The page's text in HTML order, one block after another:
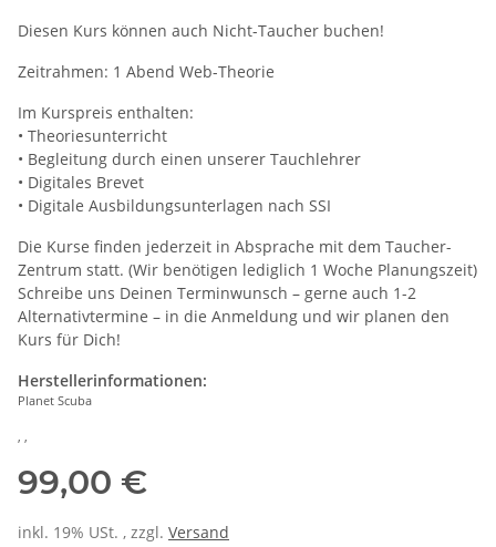
Diesen Kurs können auch Nicht-Taucher buchen!
Zeitrahmen: 1 Abend Web-Theorie
Im Kurspreis enthalten:
• Theoriesunterricht
• Begleitung durch einen unserer Tauchlehrer
• Digitales Brevet
• Digitale Ausbildungsunterlagen nach SSI
Die Kurse finden jederzeit in Absprache mit dem Taucher-
Zentrum statt. (Wir benötigen lediglich 1 Woche Planungszeit)
Schreibe uns Deinen Terminwunsch – gerne auch 1-2
Alternativtermine – in die Anmeldung und wir planen den
Kurs für Dich!
Herstellerinformationen:
Planet Scuba
, ,
99,00 €
inkl. 19% USt. , zzgl. Versand